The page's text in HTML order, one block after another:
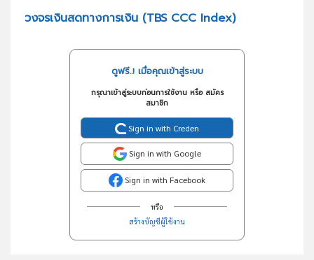
วงจรเงินสดทางการเงิน (TBS CCC Index)
ดูฟรี..! เมื่อคุณเข้าสู่ระบบ
กรุณาเข้าสู่ระบบก่อนการใช้งาน หรือ สมัคร
สมาชิก
Sign in with Creden
Sign in with Google
Sign in with Facebook
หรือ
สร้างบัญชีผู้ใช้งาน